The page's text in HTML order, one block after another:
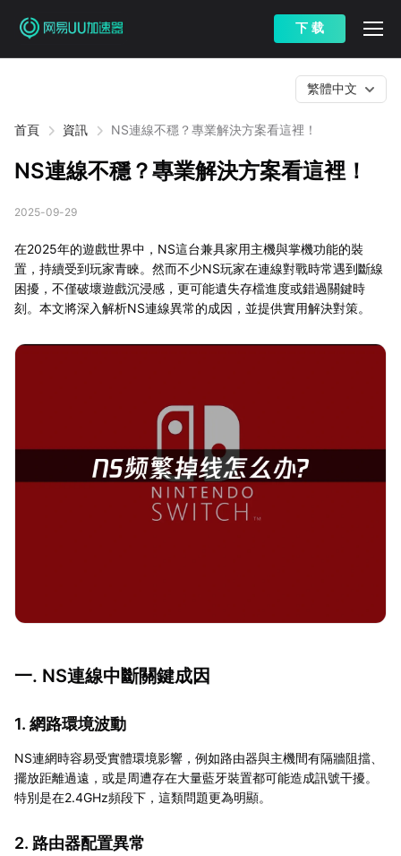
下 载
首頁 資訊 NS連線不穩？專業解決方案看這裡！
繁體中文
NS連線不穩？專業解決方案看這裡！
2025-09-29
在2025年的遊戲世界中，NS這台兼具家用主機與掌機功能的裝
置，持續受到玩家青睞。然而不少NS玩家在連線對戰時常遇到斷線
困擾，不僅破壞遊戲沉浸感，更可能遺失存檔進度或錯過關鍵時
刻。本文將深入解析NS連線異常的成因，並提供實用解決對策。
一. NS連線中斷關鍵成因
1. 網路環境波動
NS連網時容易受實體環境影響，例如路由器與主機間有隔牆阻擋、
擺放距離過遠，或是周遭存在大量藍牙裝置都可能造成訊號干擾。
特別是在2.4GHz頻段下，這類問題更為明顯。
2. 路由器配置異常